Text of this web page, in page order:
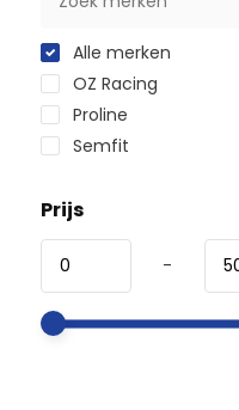
Alle merken
OZ Racing
Proline
Semfit
Prijs
-